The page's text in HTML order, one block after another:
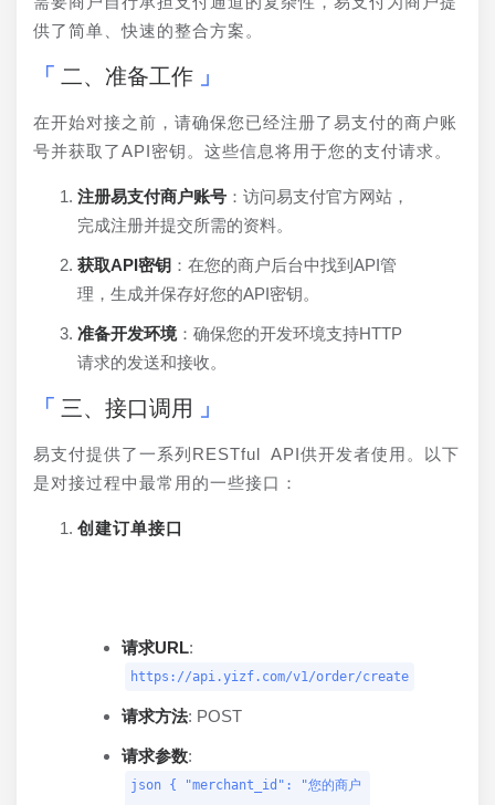
供了简单、快速的整合方案。
二、准备工作
在开始对接之前，请确保您已经注册了易支付的商户账
号并获取了API密钥。这些信息将用于您的支付请求。
注册易支付商户账号 ：访问易支付官方网站，
完成注册并提交所需的资料。
获取API密钥 ：在您的商户后台中找到API管
理，生成并保存好您的API密钥。
准备开发环境：确保您的开发环境支持HTTP
请求的发送和接收。
三、接口调用
易支付提供了一系列RESTful API供开发者使用。以下
是对接过程中最常用的一些接口：
创建订单接口
请求URL:
https://api.yizf.com/v1/order/create
请求方法: POST
请求参数:
json { "merchant_id": "您的商户